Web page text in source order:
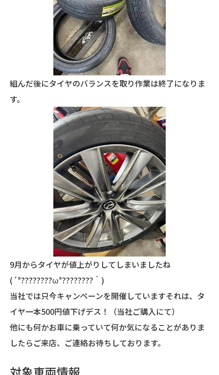
組んだ後にタイヤのバランスを取り作業は終了になりま
す。
9月からタイヤが値上がりしてしまいましたね
(´°????????ω°????????｀)
当社では只今キャンペーンを開催していますそれは、タ
イヤ一本500円値下げデス！（当社ご購入にて）
他にも何かお車に乗っていて何か気になることがありま
したらご来店、ご連絡お待ちしております。